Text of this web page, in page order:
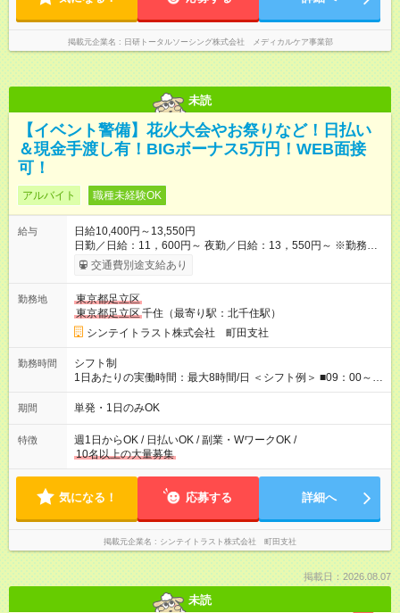
掲載元企業名 日研トータルソーシング株式会社 メディカルケア事業部
未読
【イベント警備】花火大会やお祭りなど！日払い
＆現金手渡し有！BIGボーナス5万円！WEB面接
可！
アルバイト 職種未経験OK
給与
日給10,400円～13,550円
日勤／日給：11，600円～ 夜勤／日給：13，550円～ ※勤務数
が週2日以下の場合 日勤／日給：10，400円 夜勤／日給：12，
350円 ■交通費別途全額支給 ※規定あり ■支払方法：日払い └日
⇒希望をお聞かせください♪ ■各種資格手当あり ■残業手当あり ■
日給保障あり └早く終わっても”全額”支給！ ・－・－・ ≪ 法定
研修 ≫ 研修時の給与： 日給10，000円×3日間（24時間） ＝研
修費として合計30，000円支給 ＋交通費全額支給 ※規定あり
【試用期間】試用期間なし
交通費別途支給あり
勤務地
東京都足立区
東京都足立区千住（最寄り駅：北千住駅）
シンテイトラスト株式会社 町田支社
勤務時間
シフト制
1日あたりの実働時間：最大8時間/日 ＜シフト例＞ ■09：00～
18：00 ■20：00～翌5：00 など！ 上記時間内で、 実働8時
間・休憩1時間／日
期間 単発・1日のみOK
特徴
週1日からOK / 日払いOK / 副業・WワークOK /
10名以上の大量募集
気になる！ 応募する 詳細へ
掲載元企業名 シンテイトラスト株式会社 町田支社
掲載日：2026.08.07
未読